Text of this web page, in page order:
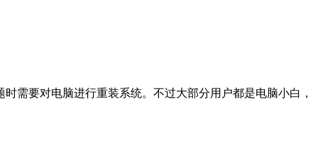
需要对电脑进行重装系统。不过大部分用户都是电脑小白，